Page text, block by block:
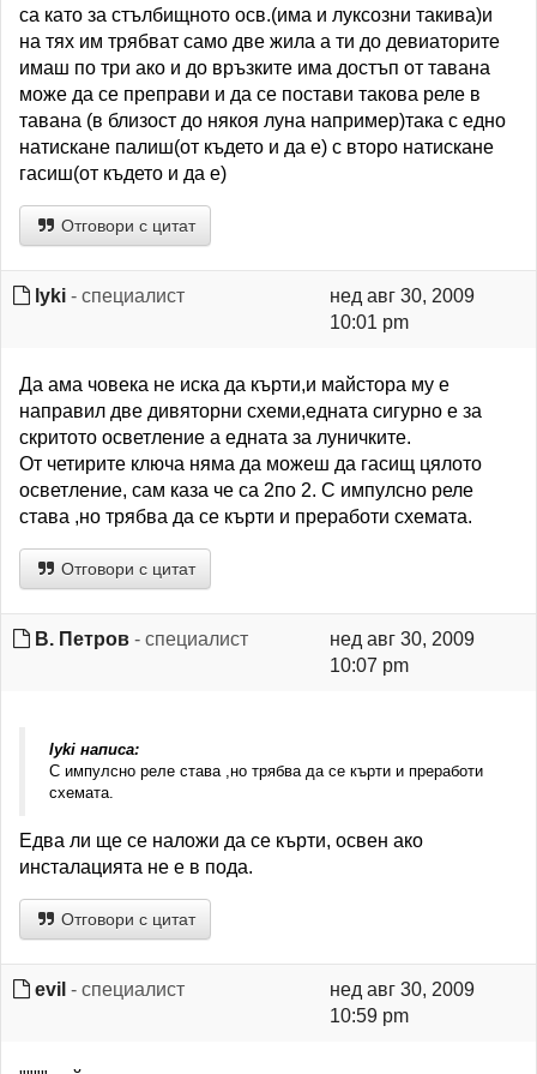
са като за стълбищното осв.(има и луксозни такива)и
на тях им трябват само две жила а ти до девиаторите
имаш по три ако и до връзките има достъп от тавана
може да се преправи и да се постави такова реле в
тавана (в близост до някоя луна например)така с едно
натискане палиш(от където и да е) с второ натискане
гасиш(от където и да е)
Отговори с цитат
lyki - специалист
нед авг 30, 2009
10:01 pm
Да ама човека не иска да кърти,и майстора му е
направил две дивяторни схеми,едната сигурно е за
скритото осветление а едната за луничките.
От четирите ключа няма да можеш да гасищ цялото
осветление, сам каза че са 2по 2. С импулсно реле
става ,но трябва да се кърти и преработи схемата.
Отговори с цитат
В. Петров - специалист
нед авг 30, 2009
10:07 pm
lyki написа:
С импулсно реле става ,но трябва да се кърти и преработи
схемата.
Едва ли ще се наложи да се кърти, освен ако
инсталацията не е в пода.
Отговори с цитат
evil - специалист
нед авг 30, 2009
10:59 pm